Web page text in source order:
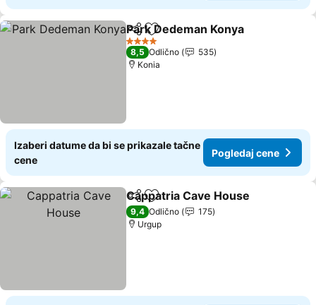
Deli Dodati u favorite
Park Dedeman Konya
4 Zvezdice
8,5 Odlično
535
Konia
Izaberi datume da bi se prikazale tačne
cene
Pogledaj cene
Deli Dodati u favorite
Cappatria Cave House
9,4 Odlično
175
Urgup